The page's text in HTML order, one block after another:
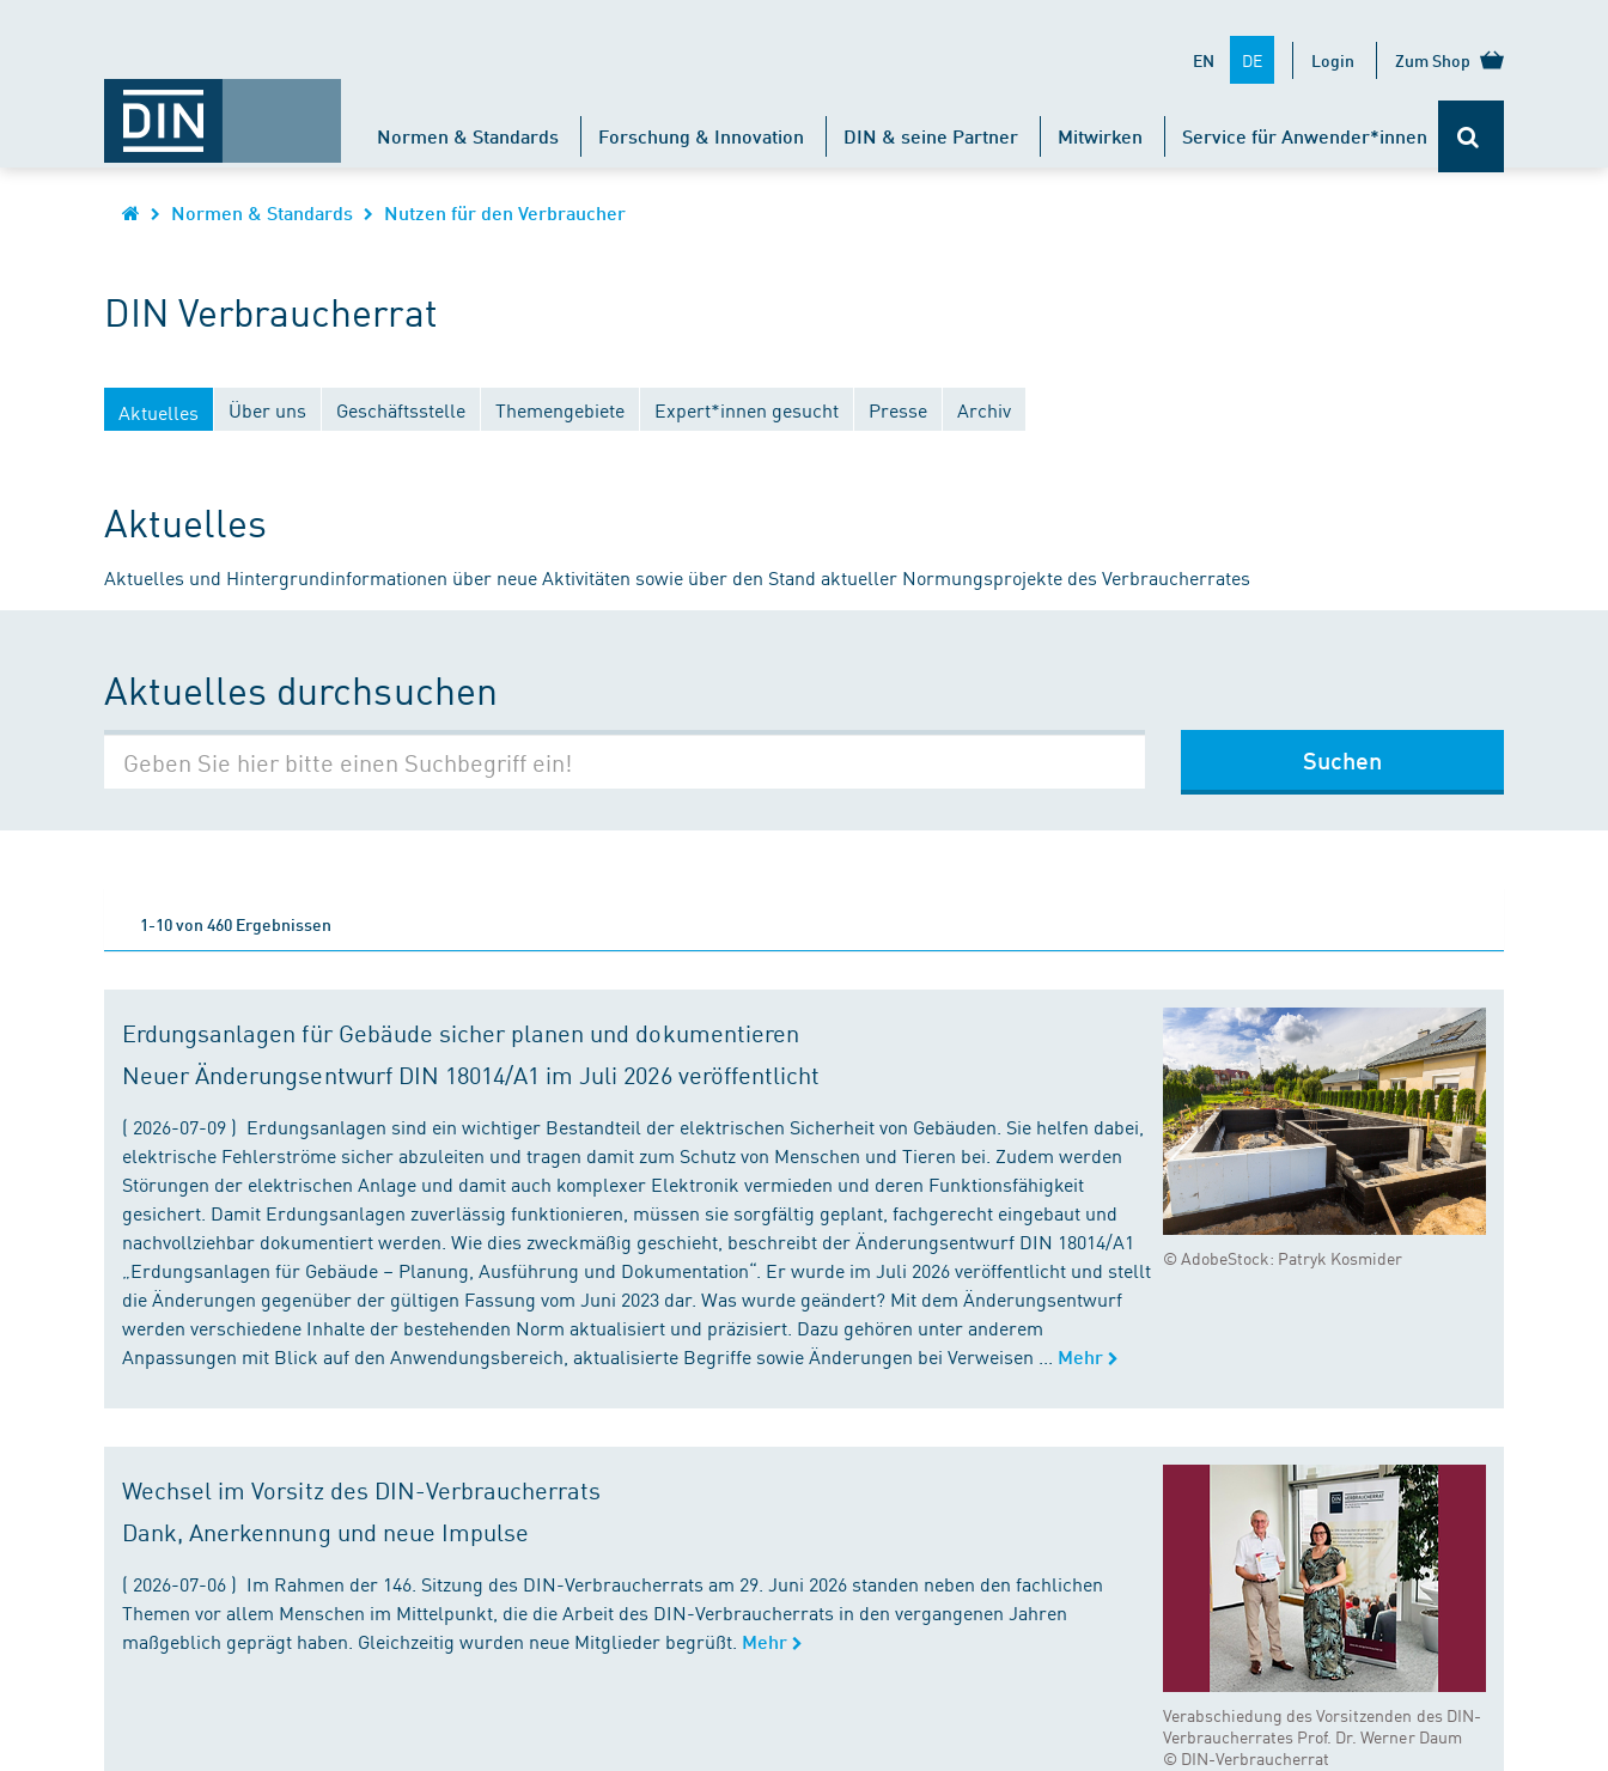
EN DE Login Zum Shop
Normen & Standards Forschung & Innovation DIN & seine Partner Mitwirken Service für Anwender*innen
Normen & Standards Nutzen für den Verbraucher
DIN Verbraucherrat
Aktuelles Über uns Geschäftsstelle Themengebiete Expert*innen gesucht Presse Archiv
Aktuelles
Aktuelles und Hintergrundinformationen über neue Aktivitäten sowie über den Stand aktueller Normungsprojekte des Verbraucherrates
Aktuelles durchsuchen
Suchen
1-10 von 460 Ergebnissen
© AdobeStock: Patryk Kosmider
Erdungsanlagen für Gebäude sicher planen und dokumentieren
Neuer Änderungsentwurf DIN 18014/A1 im Juli 2026 veröffentlicht
( 2026-07-09 ) Erdungsanlagen sind ein wichtiger Bestandteil der elektrischen Sicherheit von Gebäuden. Sie helfen dabei,
elektrische Fehlerströme sicher abzuleiten und tragen damit zum Schutz von Menschen und Tieren bei. Zudem werden
Störungen der elektrischen Anlage und damit auch komplexer Elektronik vermieden und deren Funktionsfähigkeit
gesichert. Damit Erdungsanlagen zuverlässig funktionieren, müssen sie sorgfältig geplant, fachgerecht eingebaut und
nachvollziehbar dokumentiert werden. Wie dies zweckmäßig geschieht, beschreibt der Änderungsentwurf DIN 18014/A1
„Erdungsanlagen für Gebäude – Planung, Ausführung und Dokumentation“. Er wurde im Juli 2026 veröffentlicht und stellt
die Änderungen gegenüber der gültigen Fassung vom Juni 2023 dar. Was wurde geändert? Mit dem Änderungsentwurf
werden verschiedene Inhalte der bestehenden Norm aktualisiert und präzisiert. Dazu gehören unter anderem
Anpassungen mit Blick auf den Anwendungsbereich, aktualisierte Begriffe sowie Änderungen bei Verweisen ...
Mehr
Verabschiedung des Vorsitzenden des DIN-
Verbraucherrates Prof. Dr. Werner Daum
© DIN-Verbraucherrat
Wechsel im Vorsitz des DIN-Verbraucherrats
Dank, Anerkennung und neue Impulse
( 2026-07-06 ) Im Rahmen der 146. Sitzung des DIN-Verbraucherrats am 29. Juni 2026 standen neben den fachlichen
Themen vor allem Menschen im Mittelpunkt, die die Arbeit des DIN-Verbraucherrats in den vergangenen Jahren
maßgeblich geprägt haben. Gleichzeitig wurden neue Mitglieder begrüßt. Mehr